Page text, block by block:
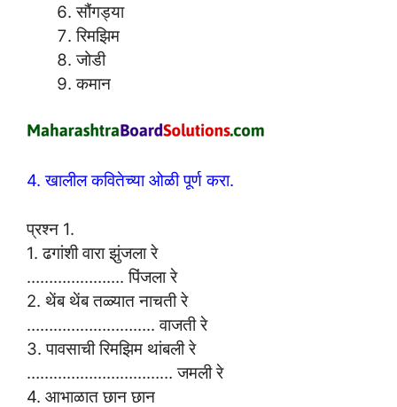
सौंगड्या
रिमझिम
जोडी
कमान
4. खालील कवितेच्या ओळी पूर्ण करा.
प्रश्न 1.
1. ढगांशी वारा झुंजला रे
…………………. पिंजला रे
2. थेंब थेंब तळ्यात नाचती रे
……………………….. वाजती रे
3. पावसाची रिमझिम थांबली रे
…………………………… जमली रे
4. आभाळात छान छान